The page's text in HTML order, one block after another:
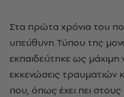
Στα πρώτα χρόνια του πολέμου εργάστηκε ως
υπεύθυνη Τύπου της
εκπαιδεύτηκε ως μάχιμη
εκκενώσεις τραυματιών
που, όπως έχει πει